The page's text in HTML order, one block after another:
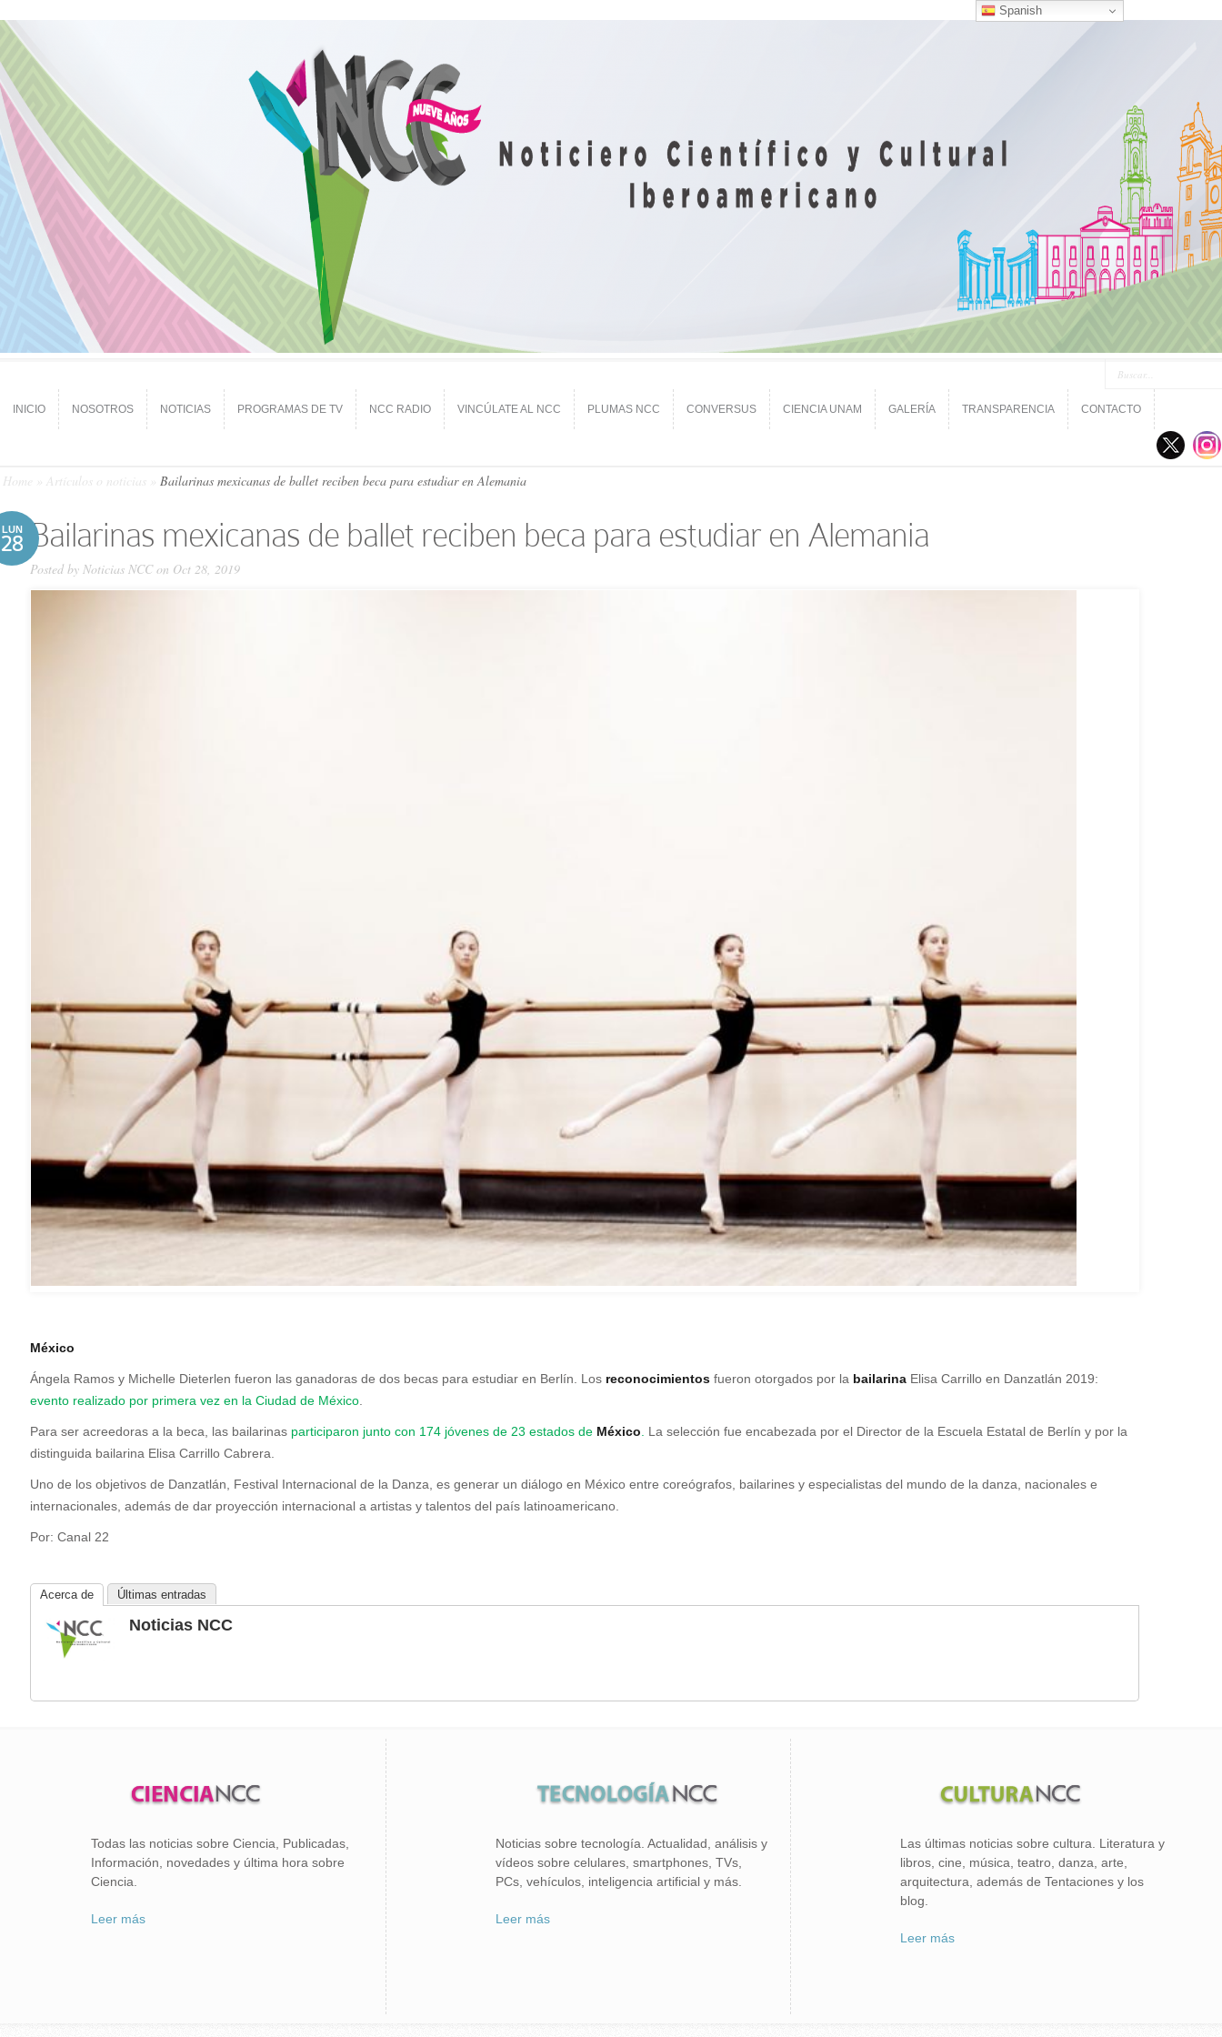
INICIO NOSOTROS NOTICIAS PROGRAMAS DE TV NCC RADIO VINCÚLATE AL NCC PLUMAS NCC CONVERSUS CIENCIA UNAM GALERÍA TRANSPARENCIA CONTACTO
Home Artículos o noticias Bailarinas mexicanas de ballet reciben beca para estudiar en Alemania
LUN
28 Bailarinas mexicanas de ballet reciben beca para estudiar en Alemania
Posted by Noticias NCCon Oct 28, 2019
México
Ángela Ramos y Michelle Dieterlen fueron las ganadoras de dos becas para estudiar en Berlín. Los reconocimientos fueron otorgados por la bailarina Elisa Carrillo en Danzatlán 2019:
evento realizado por primera vez en la Ciudad de México
Para ser acreedoras a la beca, las bailarinas participaron junto con 174 jóvenes de 23 estados de México
La selección fue encabezada por el Director de la Escuela Estatal de Berlín y por la
distinguida bailarina Elisa Carrillo Cabrera.
Uno de los objetivos de Danzatlán, Festival Internacional de la Danza, es generar un diálogo en México entre coreógrafos, bailarines y especialistas del mundo de la danza, nacionales e
internacionales, además de dar proyección internacional a artistas y talentos del país latinoamericano.
Por: Canal 22
Acerca de Últimas entradas
Noticias NCC
Todas las noticias sobre Ciencia, Publicadas,
Información, novedades y última hora sobre
Ciencia.
Leer más
Noticias sobre tecnología. Actualidad, análisis y
vídeos sobre celulares, smartphones, TVs,
PCs, vehículos, inteligencia artificial y más.
Leer más
Las últimas noticias sobre cultura. Literatura y
libros, cine, música, teatro, danza, arte,
arquitectura, además de Tentaciones y los
blog.
Leer más
Spanish